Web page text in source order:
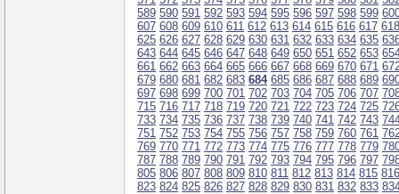
589 590 591 592 593 594 595 596 597 598 599
607 608 609 610 611 612 613 614 615 616 617 618
625 626 627 628 629 630 631 632 633 634 635
643 644 645 646 647 648 649 650 651 652 653
661 662 663 664 665 666 667 668 669 670 671
679 680 681 682 683 684 685 686 687 688 689
697 698 699 700 701 702 703 704 705 706 707
715 716 717 718 719 720 721 722 723 724 725
733 734 735 736 737 738 739 740 741 742 743
751 752 753 754 755 756 757 758 759 760 761
769 770 771 772 773 774 775 776 777 778 779
787 788 789 790 791 792 793 794 795 796 797
805 806 807 808 809 810 811 812 813 814 815 816
823 824 825 826 827 828 829 830 831 832 833